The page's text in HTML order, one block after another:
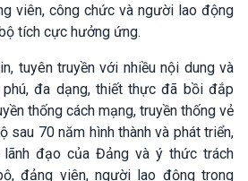
viên, công chức và người lao động
tích cực hưởng ứng.
tuyên truyền với nhiều nội dung và
đa dạng, thiết thực đã bồi đắp
thống cách mạng, truyền thống vẻ
sau 70 năm hình thành và phát triển,
đạo của Đảng và ý thức trách
đảng viên, người lao động trong